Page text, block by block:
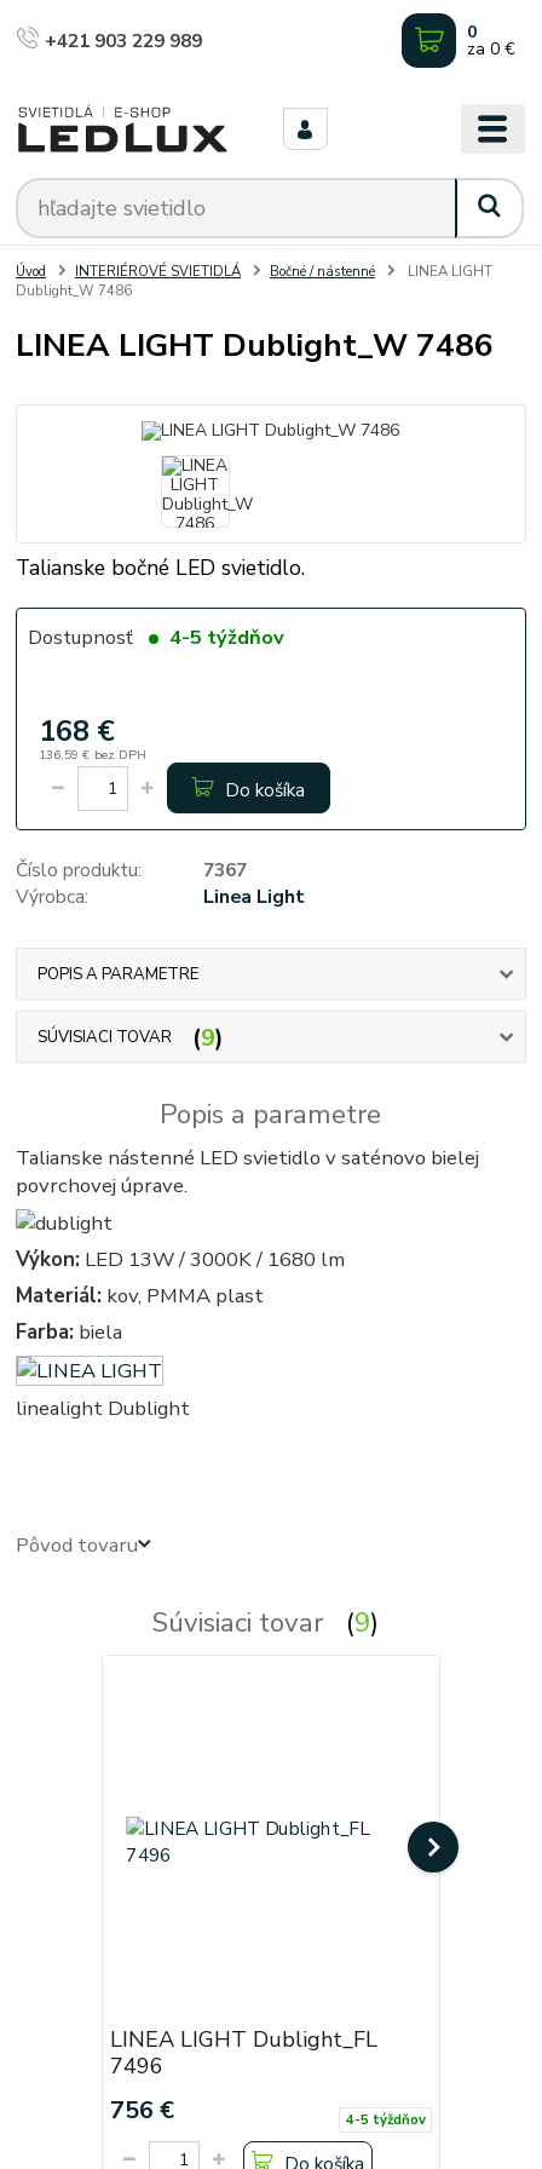
+421 903 229 989 0
za 0 €
Úvod INTERIÉROVÉ SVIETIDLÁ Bočné / nástenné
LINEA LIGHT
Dublight_W 7486
LINEA LIGHT Dublight_W 7486
Talianske bočné LED svietidlo.
Dostupnosť 4-5 týždňov
168 €
136,59 € bez DPH
Do košíka
Číslo produktu:
7367
Výrobca:
Linea Light
POPIS A PARAMETRE
SÚVISIACI TOVAR 9
Popis a parametre
Talianske nástenné LED svietidlo v saténovo bielej
povrchovej úprave.
Výkon: LED 13W / 3000K / 1680 lm
Materiál: kov, PMMA plast
Farba: biela
linealight Dublight
Pôvod tovaru
Súvisiaci tovar 9
LINEA LIGHT Dublight_FL
7496
756 € 4-5 týždňov
Do košíka